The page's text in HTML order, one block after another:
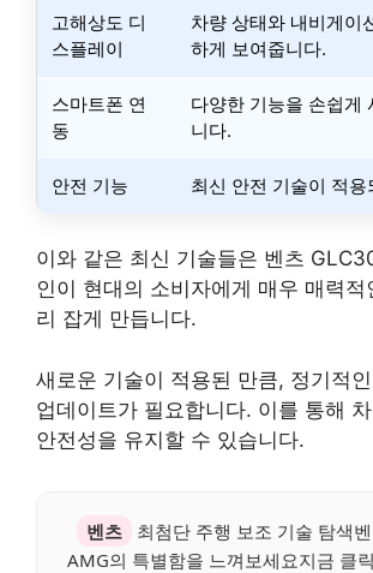
고해상도 디
스플레이
차량 상태와 내비게이
하게 보여줍니다.
스마트폰 연
동
다양한 기능을 손쉽게
니다.
안전 기능 최신 안전 기술이 적
이와 같은 최신 기술들은 벤츠
인이 현대의 소비자에게 매우 매력
리 잡게 만듭니다.
새로운 기술이 적용된 만큼, 정기적
업데이트가 필요합니다. 이를 통해
안전성을 유지할 수 있습니다.
벤츠
최첨단 주행 보조 기술 탐색
AMG의 특별함을 느껴보세요지금 클